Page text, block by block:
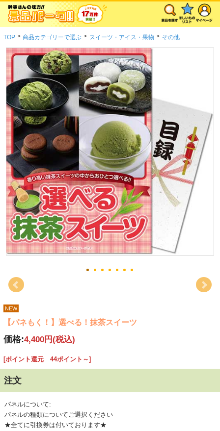
TOP > 商品カテゴリーで選ぶ > スイーツ・アイス・果物 > その他
NEW
【パネもく！】選べる！抹茶スイーツ
価格:4,400円(税込)
[ポイント還元 44ポイント～]
注文
パネルについて:
パネルの種類についてご選択ください
★全てに引換券は付いております★